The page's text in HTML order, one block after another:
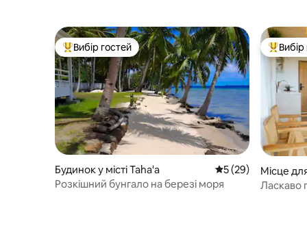
Топ вибір гостей
Вибір гостей
Будинок у місті Taha'a Середня оцінка: 5
5 (29)
Розкішний бунгало на березі моря
Топ
Місце
ті
Ласкаво